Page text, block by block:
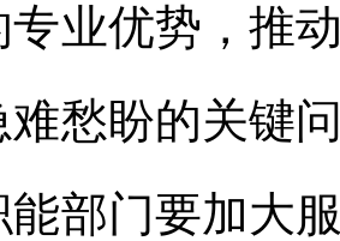
专业优势，推
难愁盼的关键
能部门要加大